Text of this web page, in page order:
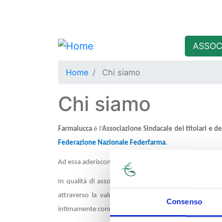
Consenso
Home Chi siamo
Chi siamo
Farmalucca è l'Associazione Sindacale dei titolari e
Federazione Nazionale Federfarma.
Ad essa aderiscono le farmacie private della provincia,
In qualità di associazione di categoria
attraverso la valorizzazione e la difesa della loro
intimamente connesso con la realtà sociale nella